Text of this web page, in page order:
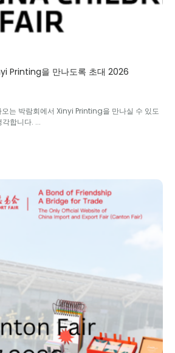
Printing을 만나도록 초대 2026
오는 박람회에서 Xinyi Printing을 만나실 수 있도
합니다. ...